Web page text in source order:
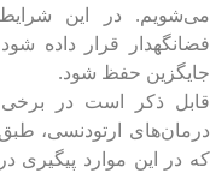
می‌شویم. در این
فضانگهدار قرار داده
جایگزین حفظ شود.
قابل ذکر است در برخی
درمان‌های ارتودنسی،
که در این موارد